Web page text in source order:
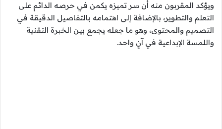
ويؤكد المقربون منه أن سر تميزه يكمن في حرصه الدائم على
التعلم والتطوير، بالإضافة إلى اهتمامه بالتفاصيل الدقيقة في
التصميم والمحتوى، وهو ما جعله يجمع بين الخبرة التقنية
واللمسة الإبداعية في آنٍ واحد.